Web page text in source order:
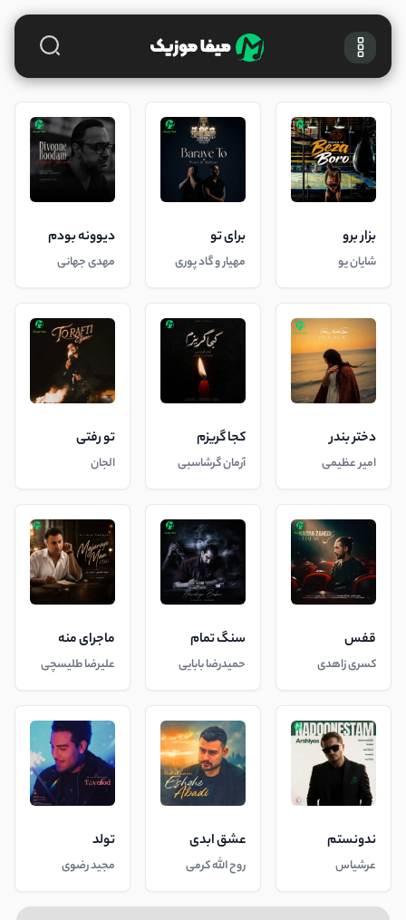
بزار برو
شایان یو
برای تو
مهیار و گاد پوری
دیوونه بودم
مهدی جهانی
دختر بندر
امیر عظیمی
کجا گریزم
آرمان گرشاسبی
تو رفتی
الجان
قفس
کسری زاهدی
سنگ تمام
حمیدرضا بابایی
ماجرای منه
علیرضا طلیسچی
ندونستم
عرشیاس
عشق ابدی
روح الله کرمی
تولد
مجید رضوی